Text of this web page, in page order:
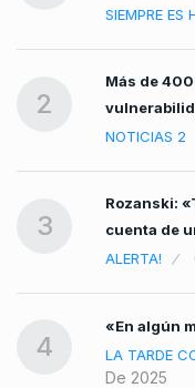
SIEMPRE ES
2
Más de
NOTICIAS 2
3
Rozanski:
cuenta de
ALERTA!
4
«En algún
LA TARDE
De 2025